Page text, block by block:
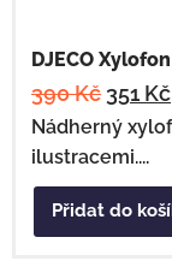
DJECO
390Kč 351 Kč
Nádherný
ilustracemi....
Přidat do